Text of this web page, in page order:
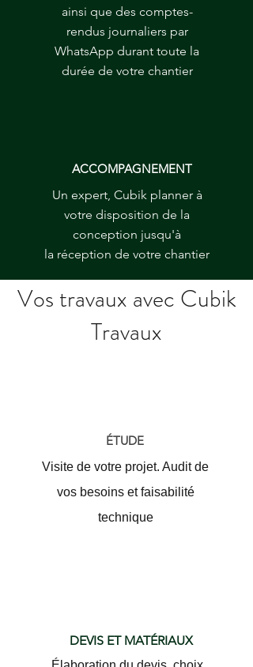
ainsi que des comptes-
rendus journaliers par
WhatsApp durant toute la
durée de votre chantier
ACCOMPAGNEMENT
Un expert, Cubik planner à
votre disposition de la
conception jusqu'à
la réception de votre chantier
Vos travaux avec Cubik
Travaux
ÉTUDE
Visite de votre projet. Audit de
vos besoins et faisabilité
technique
DEVIS ET MATÉRIAUX